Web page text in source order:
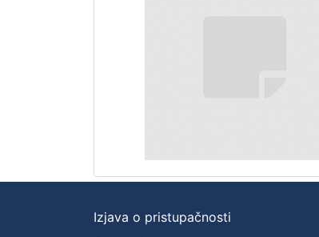
Izjava o pristupačnosti